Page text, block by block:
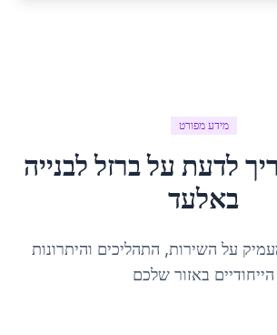
מידע מפורט
לדעת עלברזל לבנייה
באלעד
על השירות, התהליכים והיתרונות
הייחודיים באזור שלכם